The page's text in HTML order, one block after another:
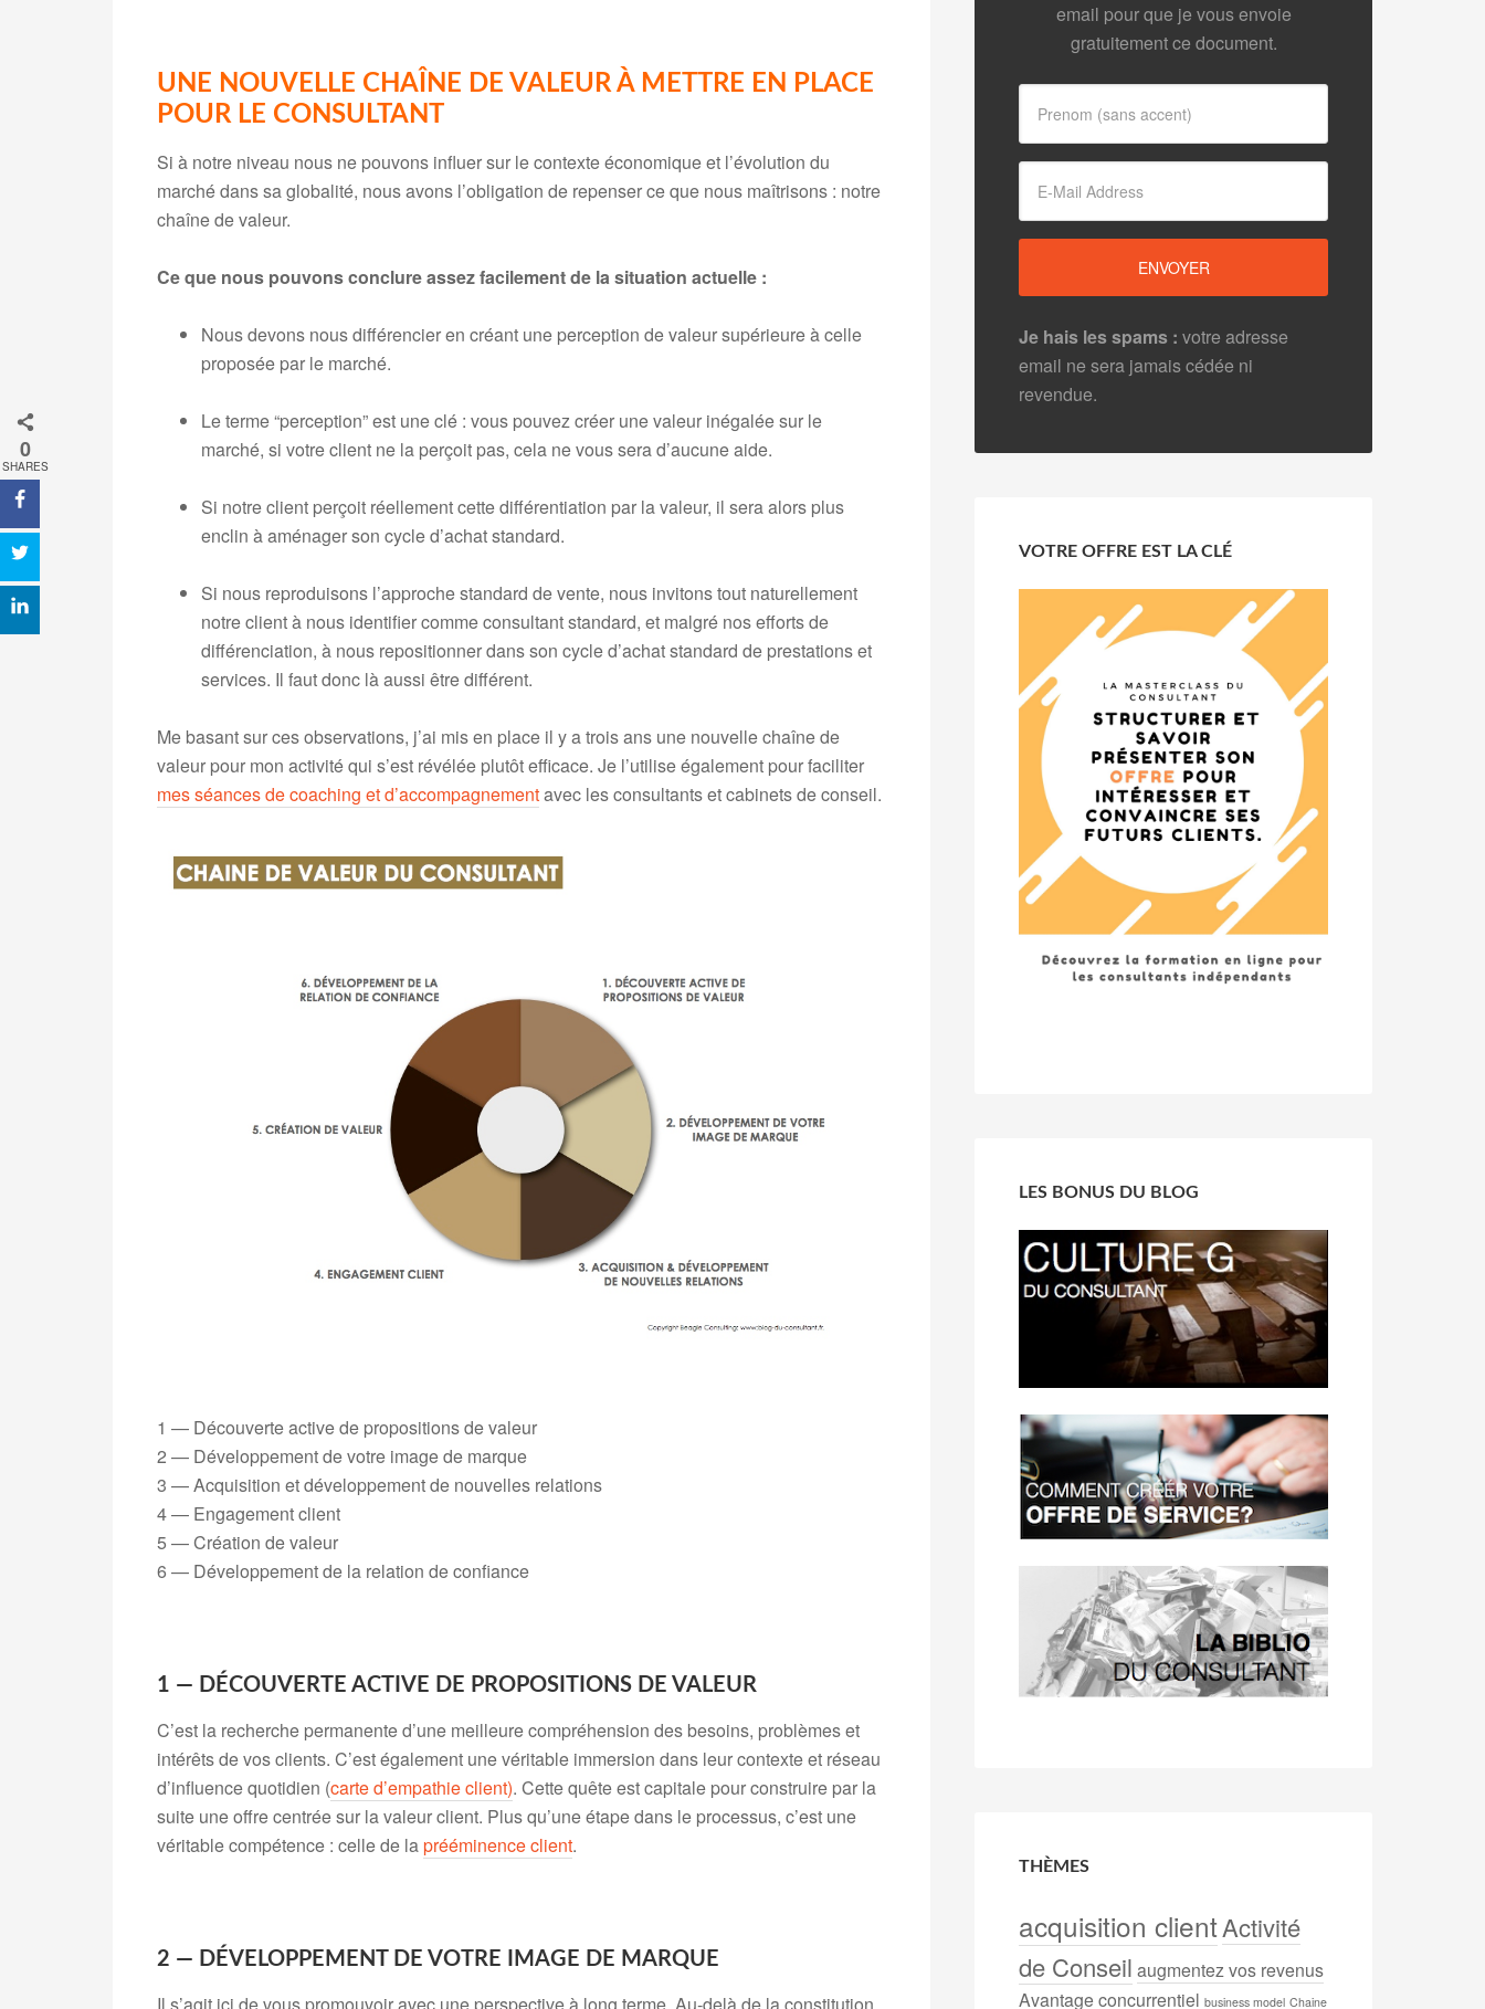
UNE NOUVELLE CHAÎNE DE VALEUR À METTRE EN PLACE
POUR LE CONSULTANT
Si à notre niveau nous ne pouvons influer sur le contexte économique et l’évolution du
marché dans sa globalité, nous avons l’obligation de repenser ce que nous maîtrisons : notre
chaîne de valeur.
Ce que nous pouvons conclure assez facilement de la situation actuelle :
Nous devons nous différencier en créant une perception de valeur supérieure à celle
proposée par le marché.
Le terme “perception” est une clé : vous pouvez créer une valeur inégalée sur le
marché, si votre client ne la perçoit pas, cela ne vous sera d’aucune aide.
Si notre client perçoit réellement cette différentiation par la valeur, il sera alors plus
enclin à aménager son cycle d’achat standard.
Si nous reproduisons l’approche standard de vente, nous invitons tout naturellement
notre client à nous identifier comme consultant standard, et malgré nos efforts de
différenciation, à nous repositionner dans son cycle d’achat standard de prestations et
services. Il faut donc là aussi être différent.
Me basant sur ces observations, j’ai mis en place il y a trois ans une nouvelle chaîne de
valeur pour mon activité qui s’est révélée plutôt efficace. Je l’utilise également pour faciliter
mes séances de coaching et d’accompagnementavec les consultants et cabinets de conseil.
1 — Découverte active de propositions de valeur
2 — Développement de votre image de marque
3 — Acquisition et développement de nouvelles relations
4 — Engagement client
5 — Création de valeur
6 — Développement de la relation de confiance
1 — DÉCOUVERTE ACTIVE DE PROPOSITIONS DE VALEUR
C’est la recherche permanente d’une meilleure compréhension des besoins, problèmes et
intérêts de vos clients. C’est également une véritable immersion dans leur contexte et réseau
d’influence quotidien (carte d’empathie client). Cette quête est capitale pour construire par la
suite une offre centrée sur la valeur client. Plus qu’une étape dans le processus, c’est une
véritable compétence : celle de laprééminence client.
2 — DÉVELOPPEMENT DE VOTRE IMAGE DE MARQUE
email pour que je vous envoie
gratuitement ce document.
Je hais les spams : votre adresse
email ne sera jamais cédée ni
revendue.
VOTRE OFFRE EST LA CLÉ
LES BONUS DU BLOG
THÈMES
acquisition clientActivité
de Conseil augmentez vos revenus
Avantage concurrentiel business model Chaine
0
SHARES